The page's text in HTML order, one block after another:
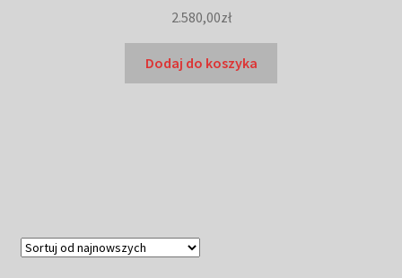
2.580,00zł
Dodaj do koszyka